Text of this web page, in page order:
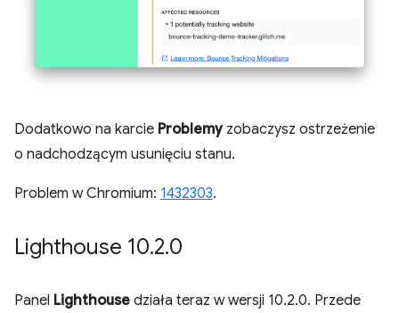
Dodatkowo na karcie Problemyzobaczysz ostrzeżenie
o nadchodzącym usunięciu stanu.
Problem w Chromium: 1432303.
Lighthouse 10.2.0
Panel Lighthouse działa teraz w wersji 10.2.0. Przede